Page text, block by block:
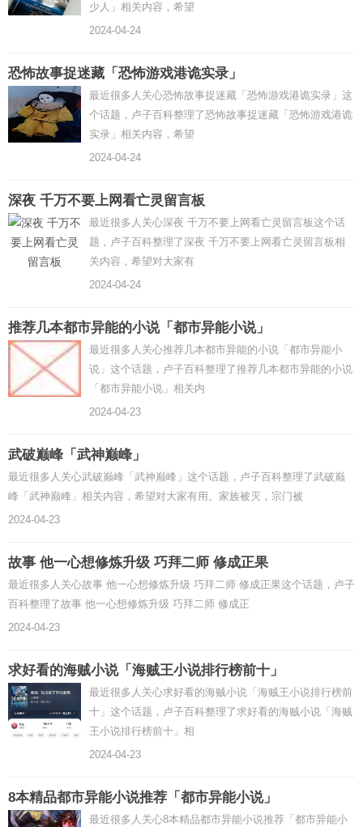
少人」相关内容，希望
2024-04-24
恐怖故事捉迷藏「恐怖游戏港诡实录」
最近很多人关心恐怖故事捉迷藏「恐怖游戏港诡实录」这
个话题，卢子百科整理了恐怖故事捉迷藏「恐怖游戏港诡
实录」相关内容，希望
2024-04-24
深夜 千万不要上网看亡灵留言板
最近很多人关心深夜 千万不要上网看亡灵留言板这个话
题，卢子百科整理了深夜 千万不要上网看亡灵留言板相
关内容，希望对大家有
2024-04-24
推荐几本都市异能的小说「都市异能小说」
最近很多人关心推荐几本都市异能的小说「都市异能小
说」这个话题，卢子百科整理了推荐几本都市异能的小说
「都市异能小说」相关内
2024-04-23
武破巅峰「武神巅峰」
最近很多人关心武破巅峰「武神巅峰」这个话题，卢子百科整理了武破巅
峰「武神巅峰」相关内容，希望对大家有用。家族被灭，宗门被
2024-04-23
故事 他一心想修炼升级 巧拜二师 修成正果
最近很多人关心故事 他一心想修炼升级 巧拜二师 修成正果这个话题，卢子
百科整理了故事 他一心想修炼升级 巧拜二师 修成正
2024-04-23
求好看的海贼小说「海贼王小说排行榜前十」
最近很多人关心求好看的海贼小说「海贼王小说排行榜前
十」这个话题，卢子百科整理了求好看的海贼小说「海贼
王小说排行榜前十」相
2024-04-23
8本精品都市异能小说推荐「都市异能小说」
最近很多人关心8本精品都市异能小说推荐「都市异能小